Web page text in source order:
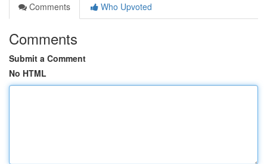
Comments
Who Upvoted
Comments
Submit a Comment
No HTML